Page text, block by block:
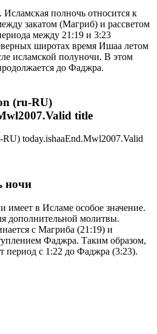
полночь относится к
закатом (Магриб) и рассветом
между 21:19 и 3:23
широтах время Ишаа летом
исламской полуночи. В этом
до Фаджра.
(ru-RU)
title
RU) today.ishaaEnd.Mwl2007.Valid
ночи
имеет в Исламе особое значение.
дополнительной молитвы.
с Магриба (21:19) и
Фаджра. Таким образом,
период с 1:22 до Фаджра (3:23).